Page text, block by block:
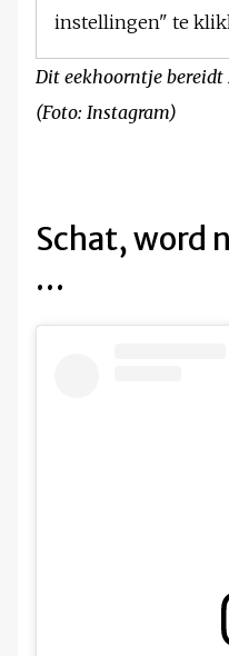
instellingen" te
Dit eekhoorntje bereidt
(Foto: Instagram)
Schat, word
…